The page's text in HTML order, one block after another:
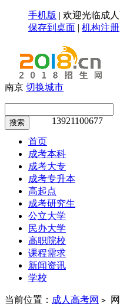
手机版 | 欢迎光临成人
保存到桌面 | 机构注册
南京 切换城市
搜索 13921100677
首页
成考本科
成考大专
成考专升本
高起点
成考研究生
公立大学
民办大学
高职院校
课程需求
新闻资讯
学校
当前位置： 成人高考网 >